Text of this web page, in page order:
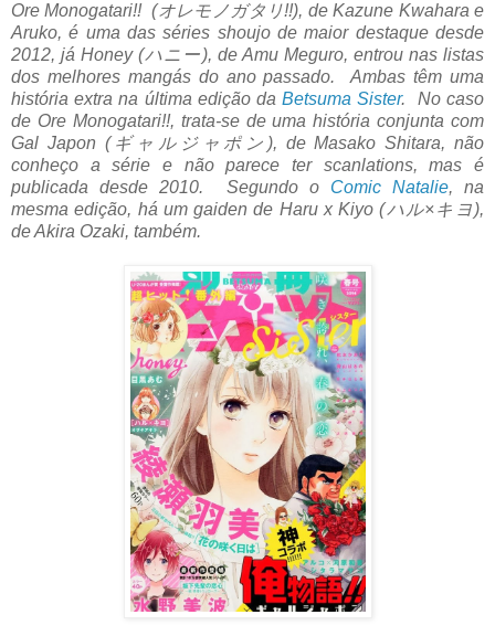
Ore Monogatari!! (オレモノガタリ!!), de Kazune Kwahara e
Aruko, é uma das séries shoujo de maior destaque desde
2012, já Honey (ハニー), de Amu Meguro, entrou nas listas
dos melhores mangás do ano passado. Ambas têm uma
história extra na última edição daBetsuma Sister. No caso
de Ore Monogatari!!, trata-se de uma história conjunta com
Gal Japon (ギャルジャポン), de Masako Shitara, não
conheço a série e não parece ter scanlations, mas é
publicada desde 2010. Segundo o Comic Natalie, na
mesma edição, há um gaiden de Haru x Kiyo (ハル×キヨ),
de Akira Ozaki, também.